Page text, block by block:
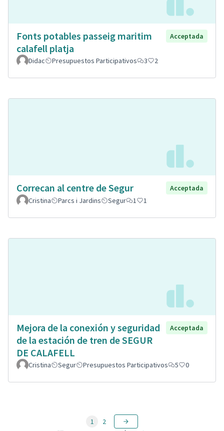
Fonts potables passeig maritim
calafell platja
Acceptada
Didac Presupuestos Participativos 3 2
Correcan al centre de Segur
Acceptada
Cristina
Parcs i Jardins Segur 1 1
Mejora de la conexión y seguridad
de la estación de tren de SEGUR
DE CALAFELL
Acceptada
Cristina Segur Presupuestos Participativos 5 0
1 2